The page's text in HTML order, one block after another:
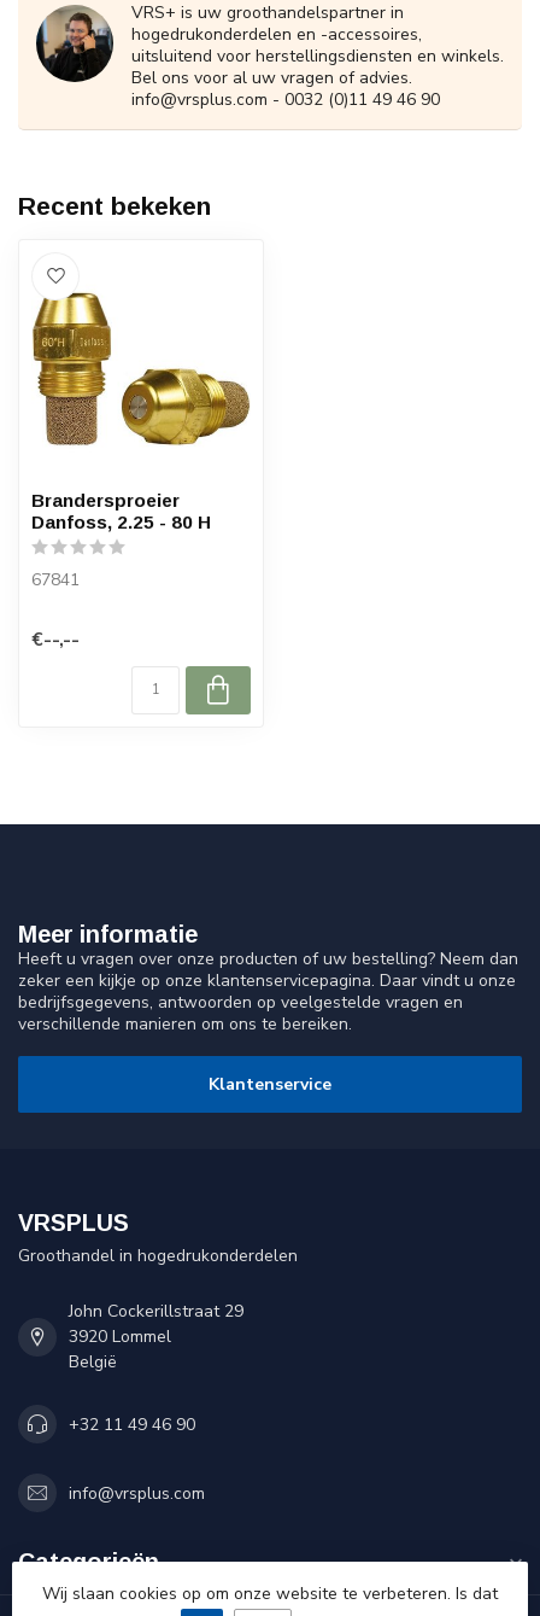
VRS+ is uw groothandelspartner in
hogedrukonderdelen en -accessoires,
uitsluitend voor herstellingsdiensten en winkels.
Bel ons voor al uw vragen of advies.
info@vrsplus.com - 0032 (0)11 49 46 90
Recent bekeken
Brandersproeier
Danfoss, 2.25 - 80 H
67841
€--,--
Meer informatie
Heeft u vragen over onze producten of uw bestelling? Neem dan
zeker een kijkje op onze klantenservicepagina. Daar vindt u onze
bedrijfsgegevens, antwoorden op veelgestelde vragen en
verschillende manieren om ons te bereiken.
Klantenservice
VRSPLUS
Groothandel in hogedrukonderdelen
John Cockerillstraat 29
3920 Lommel
België
+32 11 49 46 90
info@vrsplus.com
Categorieën
Wij slaan cookies op om onze website te verbeteren. Is dat